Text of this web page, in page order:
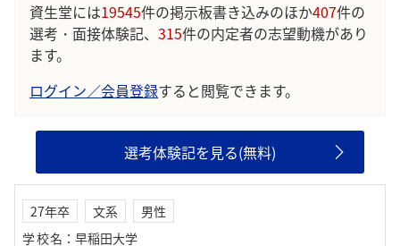
資生堂には19545件の掲示板書き込みのほか407件の
選考・面接体験記、 315件の内定者の志望動機があり
ます。
ログイン／会員登録すると閲覧できます。
選考体験記を見る(無料)
27年卒 文系
男性
学校名 ： 早稲田大学